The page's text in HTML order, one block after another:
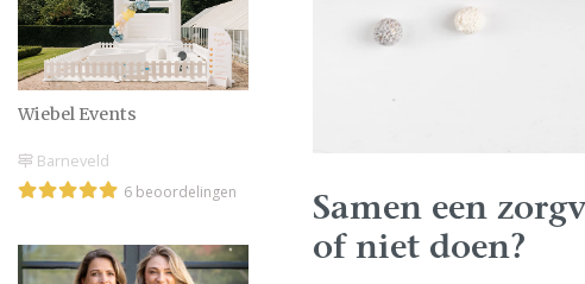
Wiebel Events
Barneveld
6 beoordelingen
Samen een
of niet doen?